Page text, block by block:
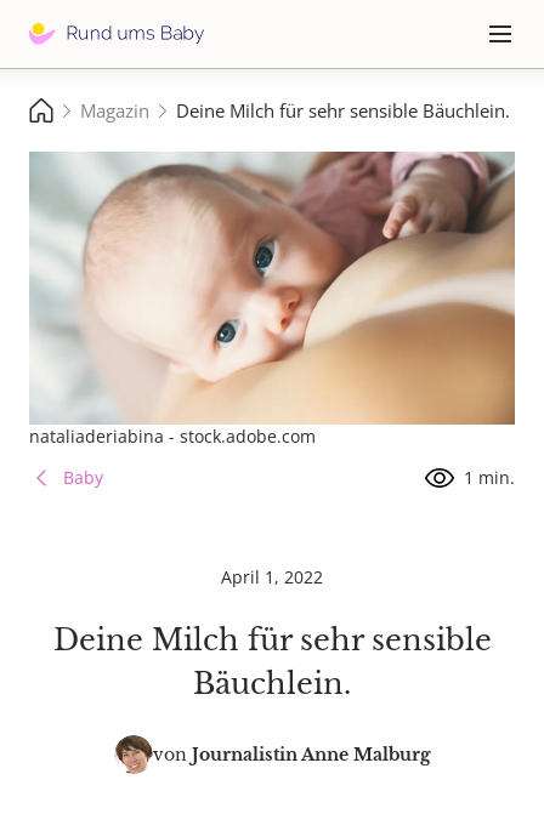
zum
≡
Pfadnavigation
StartseiteMagazin Deine Milch für sehr sensible Bäuchlein.
nataliaderiabina - stock.adobe.com
Baby
1 min.
April 1, 2022
Deine Milch für sehr sensible
Bäuchlein.
von JournalistinAnne Malburg